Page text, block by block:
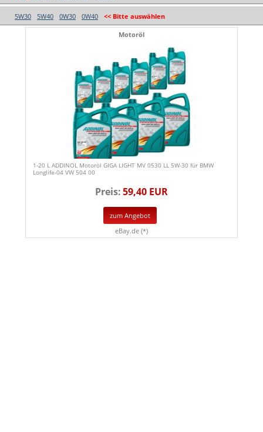
5W30 5W40 0W30 0W40 << Bitte auswählen
Motoröl
1-20 L ADDINOL Motoröl GIGA LIGHT MV 0530 LL 5W-30 für BMW
Longlife-04 VW 504 00
Preis:59,40 EUR
zum Angebot
eBay.de (*)